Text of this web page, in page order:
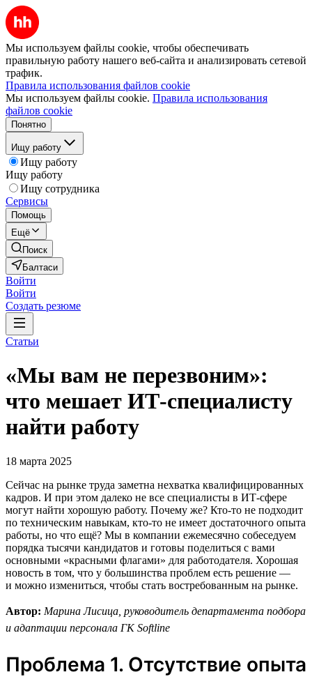
Мы используем файлы cookie, чтобы обеспечивать
правильную работу нашего веб-сайта и анализировать сетевой
трафик.
Правила использования файлов cookie
Мы используем файлы cookie. Правила использования
файлов cookie
Понятно
Ищу работу
Ищу работу
Ищу работу
Ищу сотрудника
Сервисы
Помощь
Ещё
Поиск
Балтаси
Войти
Войти
Создать резюме
Статьи
«Мы вам не перезвоним»:
что мешает ИТ-специалисту
найти работу
18 марта 2025
Сейчас на рынке труда заметна нехватка квалифицированных
кадров. И при этом далеко не все специалисты в ИТ-сфере
могут найти хорошую работу. Почему же? Кто-то не подходит
по техническим навыкам, кто-то не имеет достаточного опыта
работы, но что ещё? Мы в компании ежемесячно собеседуем
порядка тысячи кандидатов и готовы поделиться с вами
основными «красными флагами» для работодателя. Хорошая
новость в том, что у большинства проблем есть решение —
и можно измениться, чтобы стать востребованным на рынке.
Автор: Марина Лисица, руководитель департамента подбора
и адаптации персонала ГК Softline
Проблема 1. Отсутствие опыта